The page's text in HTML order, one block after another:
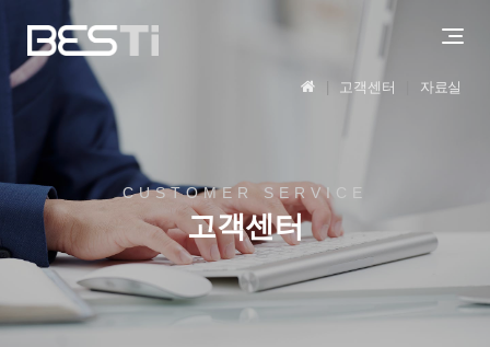
CUSTOMER SERVICE
고객센터
고객센터 자료실